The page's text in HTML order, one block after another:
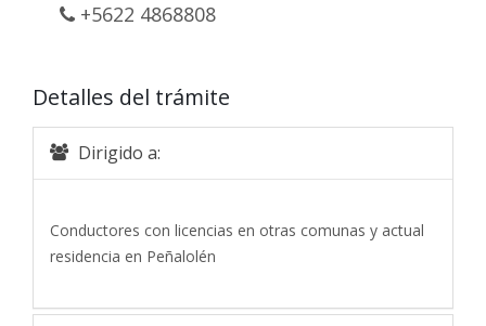
+5622 4868808
Detalles del trámite
Dirigido a:
Conductores con licencias en otras comunas y actual
residencia en Peñalolén